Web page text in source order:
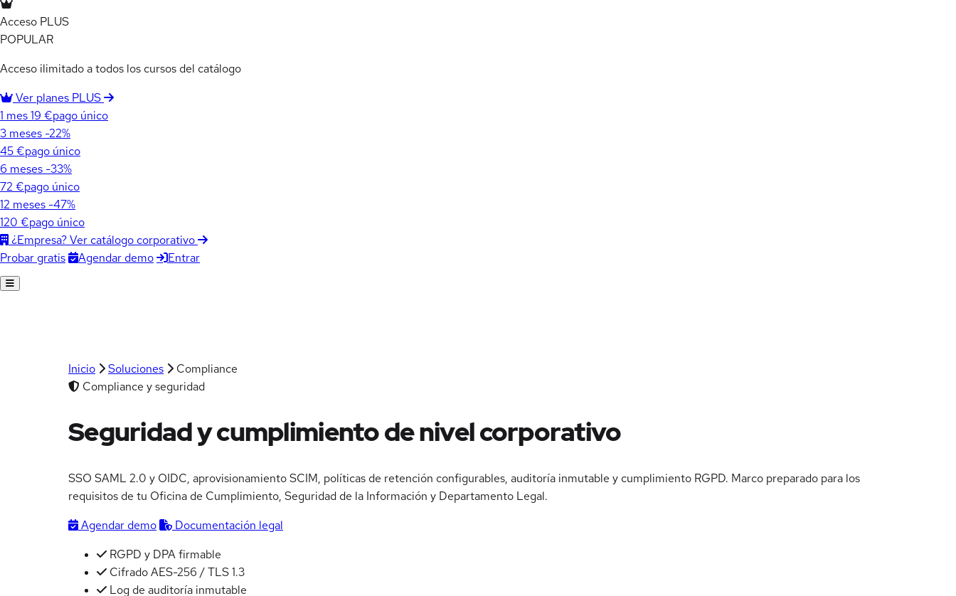
Acceso PLUS
POPULAR
Acceso ilimitado a todos los cursos del catálogo
Ver planes PLUS
1 mes19 €pago único
3 meses -22%
45 €pago único
6 meses -33%
72 €pago único
12 meses -47%
120 €pago único
¿Empresa? Ver catálogo corporativo
Probar gratis
Agendar demo Entrar
Inicio Soluciones
Compliance
Compliance y seguridad
Seguridad y cumplimientode nivel corporativo
SSO SAML 2.0 y OIDC, aprovisionamiento SCIM, políticas de retención configurables, auditoría inmutable y cumplimiento RGPD. Marco preparado para los
requisitos de tu Oficina de Cumplimiento, Seguridad de la Información y Departamento Legal.
Agendar demo
Documentación legal
RGPD y DPA firmable
Cifrado AES-256 / TLS 1.3
Log de auditoría inmutable